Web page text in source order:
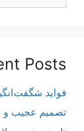
Posts
فواید
تصمیم عجیب و